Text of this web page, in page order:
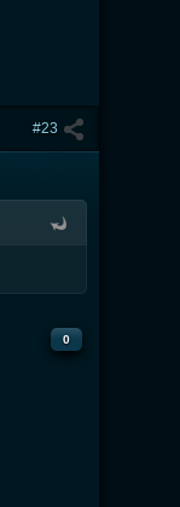
#23
0